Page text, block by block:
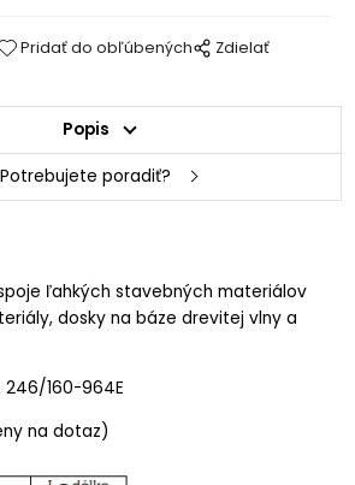
Pridať do obľúbených Zdielať
Popis
Potrebujete poradiť?
ľahkých stavebných materiálov
dosky na báze drevitej vlny a
246/160-964E
na dotaz)